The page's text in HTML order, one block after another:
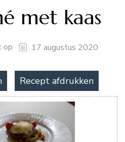
met kaas
op 17 augustus 2020
Recept afdrukken